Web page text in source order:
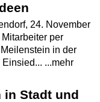
24. November
per
in der
...mehr
in Stadt und